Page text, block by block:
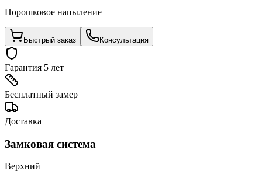
Порошковое напыление
Быстрый заказ Консультация
Гарантия 5 лет
Бесплатный замер
Доставка
Замковая система
Верхний